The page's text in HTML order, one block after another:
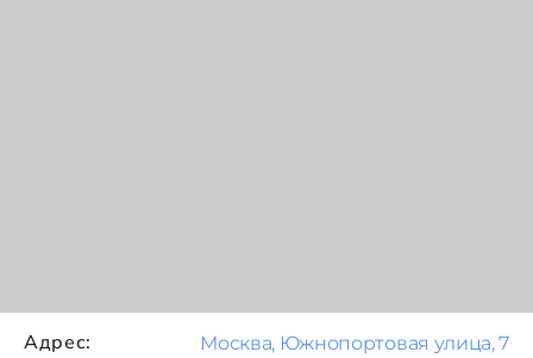
Адрес: Москва, Южнопортовая улица, 7